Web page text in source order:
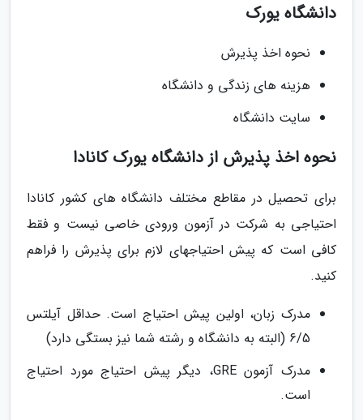
دانشگاه یورک
نحوه اخذ پذیرش
هزینه های زندگی و دانشگاه
سایت دانشگاه
نحوه اخذ پذیرش از دانشگاه یورک کانادا
برای تحصیل در مقاطع مختلف دانشگاه های کشور کانادا
احتیاجی به شرکت در آزمون ورودی خاصی نیست و فقط
کافی است که پیش احتیاجهای لازم برای پذیرش را فراهم
کنید.
مدرک زبان، اولین پیش احتیاج است. حداقل آیلتس
6/5 (البته به دانشگاه و رشته شما نیز بستگی دارد)
مدرک آزمون GRE، دیگر پیش احتیاج مورد احتیاج
است.